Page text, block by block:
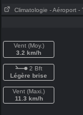
Climatologie - Aéroport -
Vent (Moy.)
3.2 km/h
2 Bft
Légère brise
Vent (Maxi.)
11.3 km/h